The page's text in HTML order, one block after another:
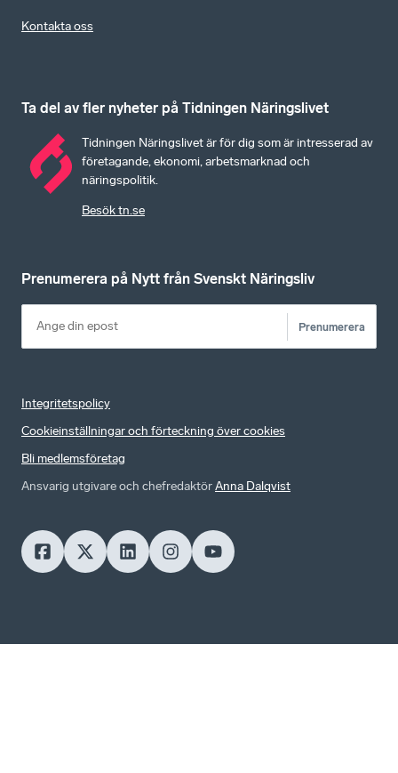
Kontakta oss
Ta del av fler nyheter på Tidningen Näringslivet
Tidningen Näringslivet är för dig som är intresserad av
företagande, ekonomi, arbetsmarknad och
näringspolitik.
Besök tn.se
Prenumerera på Nytt från Svenskt Näringsliv
Prenumerera
Integritetspolicy
Cookieinställningar och förteckning över cookies
Bli medlemsföretag
Ansvarig utgivare och chefredaktörAnna Dalqvist